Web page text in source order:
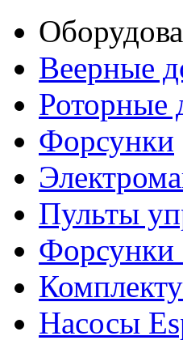
Веерные
Роторные
Форсунки
Пульты
Форсунки
Насосы